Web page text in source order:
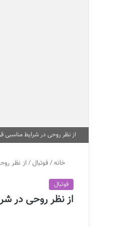
از نظر روحی در شرایط مناسبی
خانه/ فوتبال/ از نظر
فوتبال
از نظر روحی در